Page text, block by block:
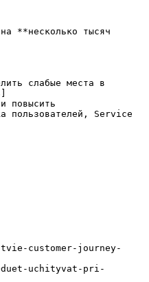
**несколько тысяч
слабые места в
пользователей, Service
customer-journey-
uchityvat-pri-